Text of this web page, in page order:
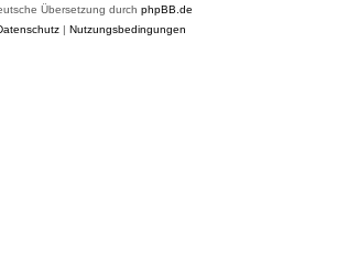
Übersetzung durch phpBB.de
| Nutzungsbedingungen